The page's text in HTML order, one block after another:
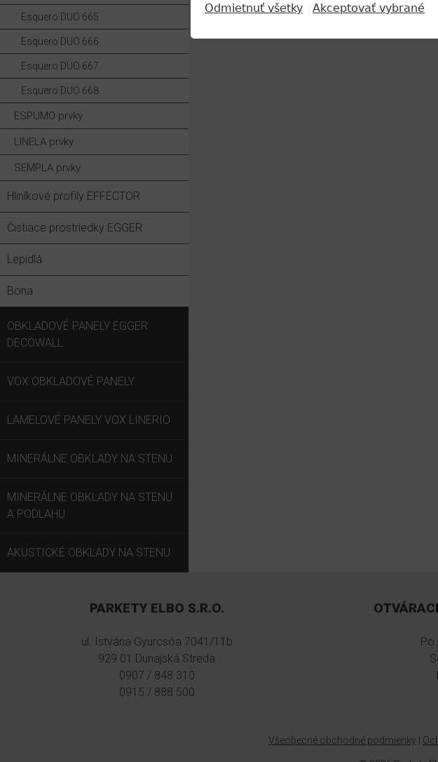
Esquero DUO 665
Esquero DUO 666
Esquero DUO 667
Esquero DUO 668
ESPUMO prvky
LINELA prvky
SEMPLA prvky
Hliníkové profily EFFECTOR
Čistiace prostriedky EGGER
Lepidlá
Bona
OBKLADOVÉ PANELY EGGER
DECOWALL
VOX OBKLADOVÉ PANELY
LAMELOVÉ PANELY VOX LINERIO
MINERÁLNE OBKLADY NA STENU
MINERÁLNE OBKLADY NA STENU
A PODLAHU
AKUSTICKÉ OBKLADY NA STENU
PARKETY ELBO S.R.O.
ul. Istvána Gyurcsóa 7041/11b
929 01 Dunajská Streda
0907 / 848 310
0915 / 888 500
Po
Všeobecné obchodné podmienky
Odmietnuť všetky Akceptovať vybrané